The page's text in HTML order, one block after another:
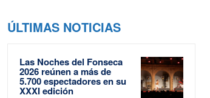
ÚLTIMAS NOTICIAS
Las Noches del Fonseca
2026 reúnen a más de
5.700 espectadores en su
XXXI edición